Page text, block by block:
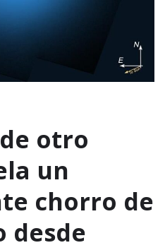
otro
un
chorro de
desde